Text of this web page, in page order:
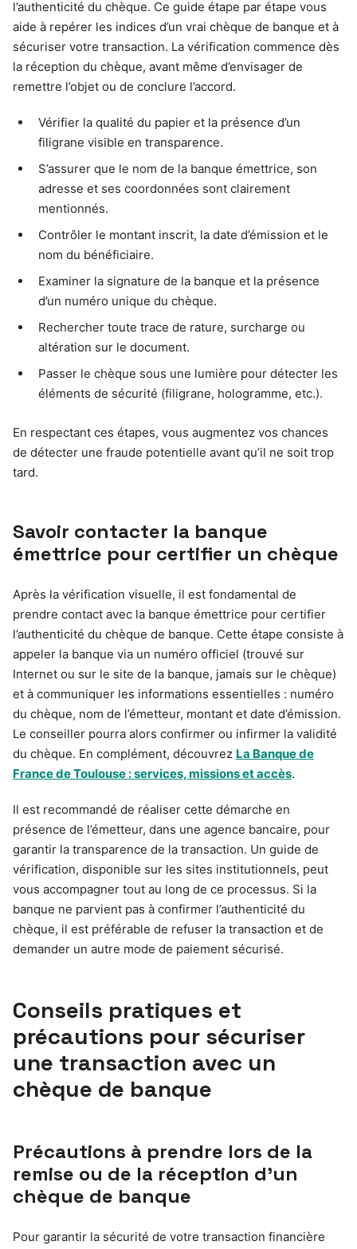
l’authenticité du chèque. Ce guide étape par étape vous
aide à repérer les indices d’un vrai chèque de banque et à
sécuriser votre transaction. La vérification commence dès
la réception du chèque, avant même d’envisager de
remettre l’objet ou de conclure l’accord.
Vérifier la qualité du papier et la présence d’un
filigrane visible en transparence.
S’assurer que le nom de la banque émettrice, son
adresse et ses coordonnées sont clairement
mentionnés.
Contrôler le montant inscrit, la date d’émission et le
nom du bénéficiaire.
Examiner la signature de la banque et la présence
d’un numéro unique du chèque.
Rechercher toute trace de rature, surcharge ou
altération sur le document.
Passer le chèque sous une lumière pour détecter les
éléments de sécurité (filigrane, hologramme, etc.).
En respectant ces étapes, vous augmentez vos chances
de détecter une fraude potentielle avant qu’il ne soit trop
tard.
Savoir contacter la banque
émettrice pour certifier un chèque
Après la vérification visuelle, il est fondamental de
prendre contact avec la banque émettrice pour certifier
l’authenticité du chèque de banque. Cette étape consiste à
appeler la banque via un numéro officiel (trouvé sur
Internet ou sur le site de la banque, jamais sur le chèque)
et à communiquer les informations essentielles : numéro
du chèque, nom de l’émetteur, montant et date d’émission.
Le conseiller pourra alors confirmer ou infirmer la validité
du chèque. En complément, découvrez La Banque de
France de Toulouse : services, missions et accès.
Il est recommandé de réaliser cette démarche en
présence de l’émetteur, dans une agence bancaire, pour
garantir la transparence de la transaction. Un guide de
vérification, disponible sur les sites institutionnels, peut
vous accompagner tout au long de ce processus. Si la
banque ne parvient pas à confirmer l’authenticité du
chèque, il est préférable de refuser la transaction et de
demander un autre mode de paiement sécurisé.
Conseils pratiques et
précautions pour sécuriser
une transaction avec un
chèque de banque
Précautions à prendre lors de la
remise ou de la réception d’un
chèque de banque
Pour garantir la sécurité de votre transaction financière